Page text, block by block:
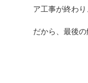
ア工事が終わ
だから、最後